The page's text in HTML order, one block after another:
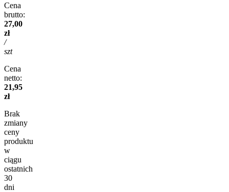
Cena
brutto:
27,00
zł
/
szt
Cena
netto:
21,95
zł
Brak
zmiany
ceny
produktu
w
ciągu
ostatnich
30
dni